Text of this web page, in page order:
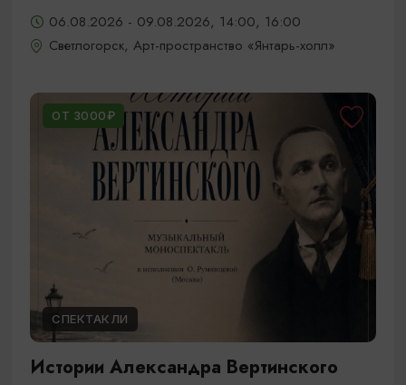
06.08.2026 - 09.08.2026, 14:00, 16:00
Светлогорск, Арт-пространство «Янтарь-холл»
ОТ 3000₽
СПЕКТАКЛИ
Истории Александра Вертинского